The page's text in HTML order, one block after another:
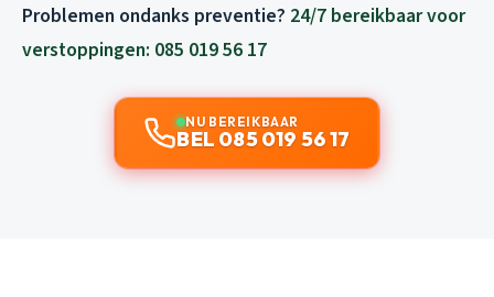
Problemen ondanks preventie? 24/7 bereikbaar voor
verstoppingen: 085 019 56 17
NU BEREIKBAAR
BEL 085 019 56 17